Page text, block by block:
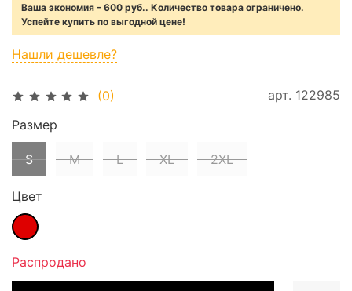
(0) арт. 122985
Нашли дешевле?
Ваша экономия – 600 руб.. Количество товара ограничено.
Успейте купить по выгодной цене!
Размер
S M L XL 2XL
Цвет
Распродано